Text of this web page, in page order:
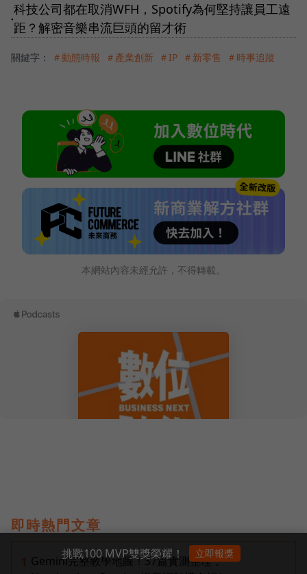
●
科技公司都在取消WFH，Spotify為何堅持讓員工遠
距？解密音樂串流巨頭的留才術
關鍵字： ＃動態時報 ＃產業創新 ＃IP ＃新零售 ＃時事追蹤
本網站內容未經允許，不得轉載。
即時熱門文章
Gemini完整教學地圖！37篇實測整理，
挑戰100 MVP雙獎榮耀！ 立即報獎